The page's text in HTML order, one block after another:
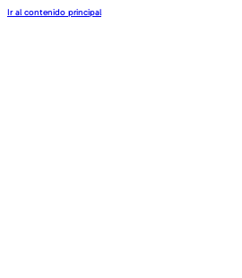
Ir al contenido principal